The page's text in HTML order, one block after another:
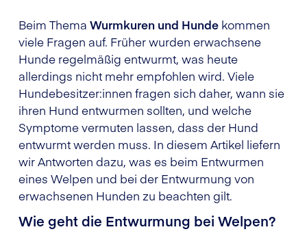
Beim Thema Wurmkuren und Hunde kommen
viele Fragen auf. Früher wurden erwachsene
Hunde regelmäßig entwurmt, was heute
allerdings nicht mehr empfohlen wird. Viele
Hundebesitzer:innen fragen sich daher, wann sie
ihren Hund entwurmen sollten, und welche
Symptome vermuten lassen, dass der Hund
entwurmt werden muss. In diesem Artikel liefern
wir Antworten dazu, was es beim Entwurmen
eines Welpen und bei der Entwurmung von
erwachsenen Hunden zu beachten gilt.
Wie geht die Entwurmung bei Welpen?